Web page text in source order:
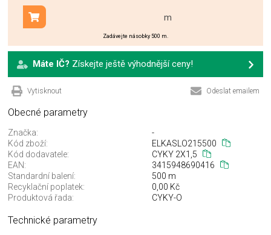
m
Přidat do košíku
Zadávejte násobky 500 m.
Máte IČ? Získejte ještě výhodnější ceny!
Vytisknout Odeslat emailem
Obecné parametry
Značka:
-
Kód zboží:
ELKASLO215500
Kód dodavatele:
CYKY 2X1,5
EAN:
3415948690416
Standardní balení:
500 m
Recyklační poplatek:
0,00 Kč
Produktová řada:
CYKY-O
Technické parametry